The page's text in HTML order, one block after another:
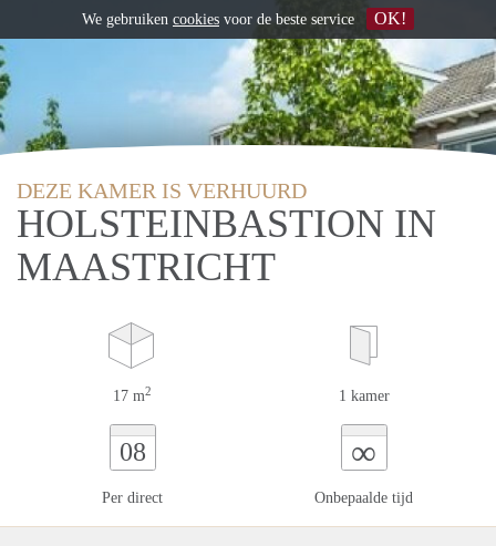
DEZE KAMER IS VERHUURD
HOLSTEINBASTION IN
MAASTRICHT
17 m2 1 kamer
08
Per direct
∞
Onbepaalde tijd
We gebruiken cookies voor de beste service OK!